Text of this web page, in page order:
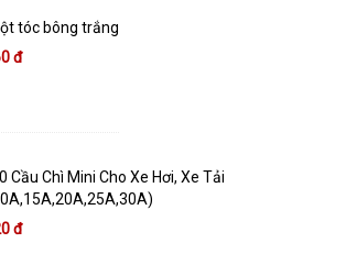
tóc bông trắng
đ
Cầu Chì Mini Cho Xe Hơi, Xe Tải
đ